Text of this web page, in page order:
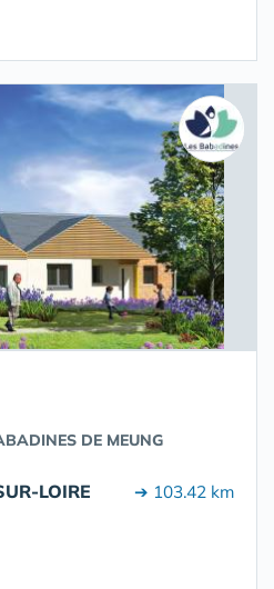
DE MEUNG
LOIRE ➔ 103.42 km